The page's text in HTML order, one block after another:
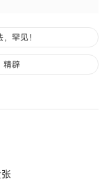
罕见！
精辟